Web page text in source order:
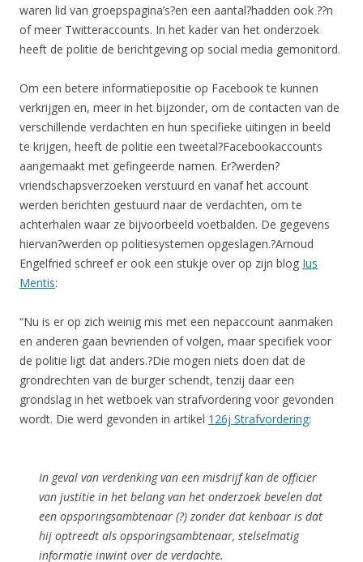
waren lid van groepspagina’s?en een aantal?hadden ook ??n
of meer Twitteraccounts. In het kader van het onderzoek
heeft de politie de berichtgeving op social media gemonitord.
Om een betere informatiepositie op Facebook te kunnen
verkrijgen en, meer in het bijzonder, om de contacten van de
verschillende verdachten en hun specifieke uitingen in beeld
te krijgen, heeft de politie een tweetal?Facebookaccounts
aangemaakt met gefingeerde namen. Er?werden?
vriendschapsverzoeken verstuurd en vanaf het account
werden berichten gestuurd naar de verdachten, om te
achterhalen waar ze bijvoorbeeld voetbalden. De gegevens
hiervan?werden op politiesystemen opgeslagen.?Arnoud
Engelfried schreef er ook een stukje over op zijn blog Ius
Mentis:
“Nu is er op zich weinig mis met een nepaccount aanmaken
en anderen gaan bevrienden of volgen, maar specifiek voor
de politie ligt dat anders.?Die mogen niets doen dat de
grondrechten van de burger schendt, tenzij daar een
grondslag in het wetboek van strafvordering voor gevonden
wordt. Die werd gevonden in artikel 126j Strafvordering:
In geval van verdenking van een misdrijf kan de officier
van justitie in het belang van het onderzoek bevelen dat
een opsporingsambtenaar (?) zonder dat kenbaar is dat
hij optreedt als opsporingsambtenaar, stelselmatig
informatie inwint over de verdachte.